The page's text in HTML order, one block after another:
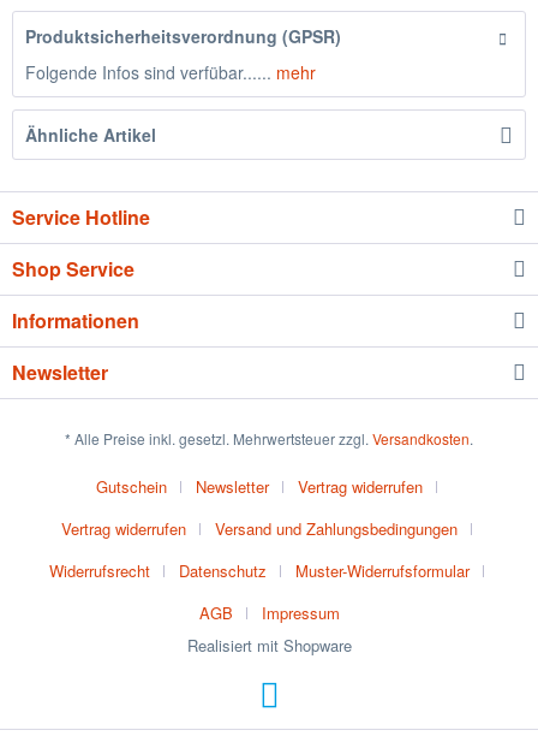
Produktsicherheitsverordnung (GPSR)
Folgende Infos sind verfübar...... mehr
Ähnliche Artikel
Service Hotline
Shop Service
Informationen
Newsletter
* Alle Preise inkl. gesetzl. Mehrwertsteuer zzgl. Versandkosten.
Gutschein Newsletter
Vertrag widerrufen
Vertrag widerrufen
Versand und Zahlungsbedingungen
Widerrufsrecht
Datenschutz
Muster-Widerrufsformular
AGB
Impressum
Realisiert mit Shopware